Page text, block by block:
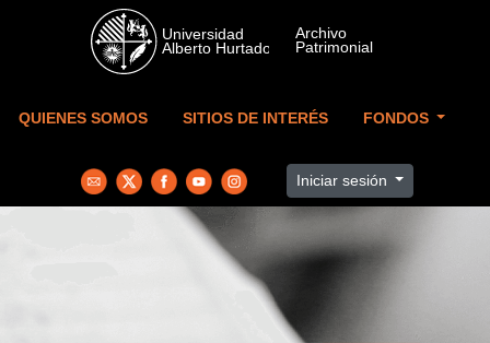
Skip to main content
QUIENES SOMOS SITIOS DE INTERÉS FONDOS
Iniciar sesión